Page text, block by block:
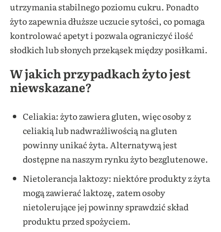
utrzymania stabilnego poziomu cukru. Ponadto
żyto zapewnia dłuższe uczucie sytości, co pomaga
kontrolować apetyt i pozwala ograniczyć ilość
słodkich lub słonych przekąsek między posiłkami.
W jakich przypadkach żyto jest
niewskazane?
Celiakia: żyto zawiera gluten, więc osoby z
celiakią lub nadwrażliwością na gluten
powinny unikać żyta. Alternatywą jest
dostępne na naszym rynku żyto bezglutenowe.
Nietolerancja laktozy: niektóre produkty z żyta
mogą zawierać laktozę, zatem osoby
nietolerujące jej powinny sprawdzić skład
produktu przed spożyciem.